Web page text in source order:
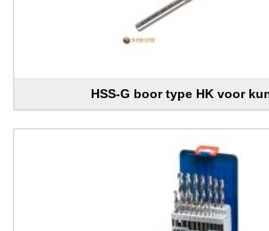
HSS-G boor type HK voor